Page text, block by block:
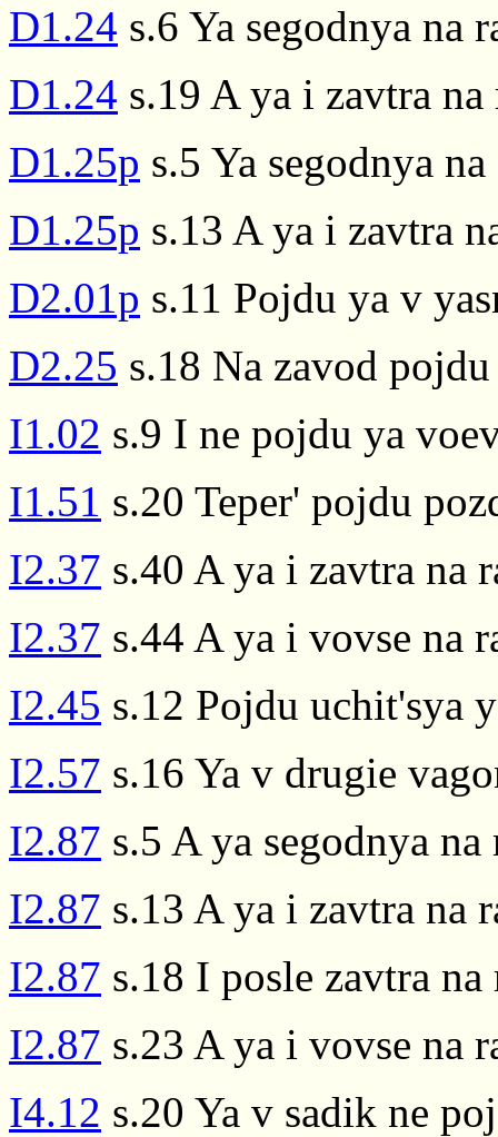
D1.24 s.6 Ya segodnya na
D1.24 s.19 A ya i zavtra
D1.25p s.5 Ya segodnya
D1.25p s.13 A ya i zavtra
D2.01p s.11 Pojdu ya v
D2.25 s.18 Na zavod
I1.02 s.9 I ne pojdu ya
I1.51 s.20 Teper' pojdu
I2.37 s.40 A ya i zavtra na
I2.37 s.44 A ya i vovse na
I2.45 s.12 Pojdu uchit'sya
I2.57 s.16 Ya v drugie
I2.87 s.5 A ya segodnya
I2.87 s.13 A ya i zavtra na
I2.87 s.18 I posle zavtra
I2.87 s.23 A ya i vovse na
I4.12 s.20 Ya v sadik ne